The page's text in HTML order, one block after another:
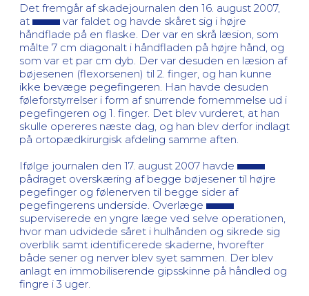
Det fremgår af skadejournalen den 16. august 2007,
at
var faldet og havde skåret sig i højre
håndflade på en flaske. Der var en skrå læsion, som
målte 7 cm diagonalt i håndfladen på højre hånd, og
som var et par cm dyb. Der var desuden en læsion af
bøjesenen (flexorsenen) til 2. finger, og han kunne
ikke bevæge pegefingeren. Han havde desuden
føleforstyrrelser i form af snurrende fornemmelse ud i
pegefingeren og 1. finger. Det blev vurderet, at han
skulle opereres næste dag, og han blev derfor indlagt
på ortopædkirurgisk afdeling samme aften.
Ifølge journalen den 17. august 2007 havde
pådraget overskæring af begge bøjesener til højre
pegefinger og følenerven til begge sider af
pegefingerens underside. Overlæge
superviserede en yngre læge ved selve operationen,
hvor man udvidede såret i hulhånden og sikrede sig
overblik samt identificerede skaderne, hvorefter
både sener og nerver blev syet sammen. Der blev
anlagt en immobiliserende gipsskinne på håndled og
fingre i 3 uger.